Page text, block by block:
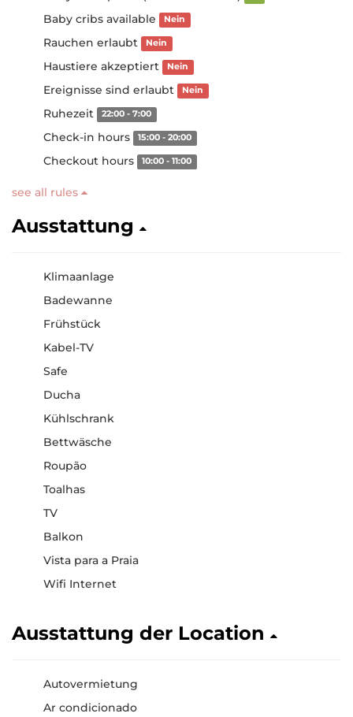
Baby cribs available Nein
Rauchen erlaubt Nein
Haustiere akzeptiert Nein
Ereignisse sind erlaubt Nein
Ruhezeit 22:00 - 7:00
Check-in hours 15:00 - 20:00
Checkout hours 10:00 - 11:00
see all rules
Ausstattung
Klimaanlage
Badewanne
Frühstück
Kabel-TV
Safe
Ducha
Kühlschrank
Bettwäsche
Roupão
Toalhas
TV
Balkon
Vista para a Praia
Wifi Internet
Ausstattung der Location
Autovermietung
Ar condicionado